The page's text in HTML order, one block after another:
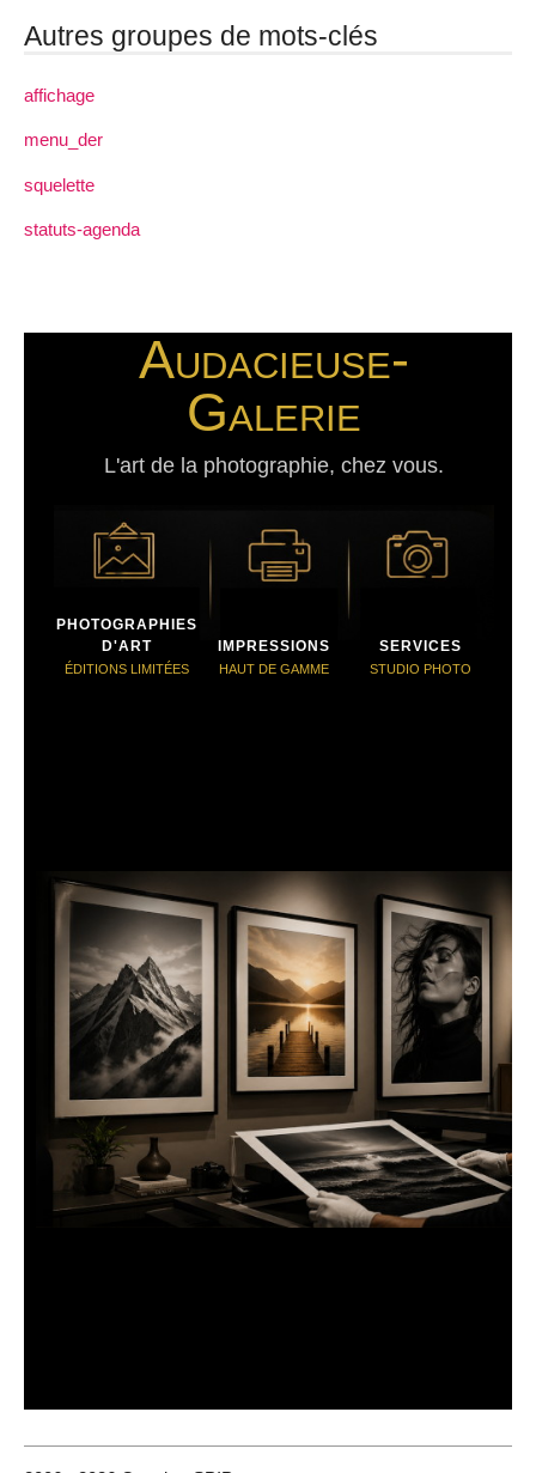
Autres groupes de mots-clés
affichage
menu_der
squelette
statuts-agenda
Audacieuse-
Galerie
L'art de la photographie, chez vous.
PHOTOGRAPHIES
D'ART
ÉDITIONS LIMITÉES
IMPRESSIONS
HAUT DE GAMME
SERVICES
STUDIO PHOTO